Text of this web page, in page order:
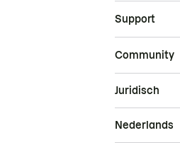
Support
Community
Juridisch
Nederlands